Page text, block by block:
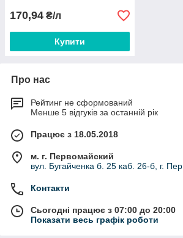
170,94 ₴/л
Купити
Про нас
Рейтинг не сформований
Менше 5 відгуків за останній рік
Працює з 18.05.2018
м. г. Первомайский
вул. Бугайченка б. 25 каб. 26-б, г.
Контакти
Сьогодні працює з 07:00 до 20:00
Показати весь графік роботи